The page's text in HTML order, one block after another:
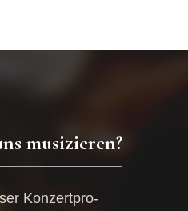
musizieren?
Konzertpro-